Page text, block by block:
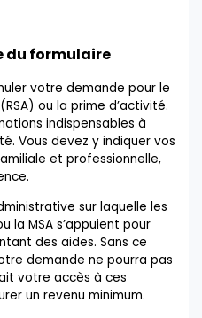
du formulaire
votre demande pour le
ou la prime d’activité.
indispensables à
Vous devez y indiquer vos
et professionnelle,
sur laquelle les
la MSA s’appuient pour
des aides. Sans ce
demande ne pourra pas
votre accès à ces
un revenu minimum.